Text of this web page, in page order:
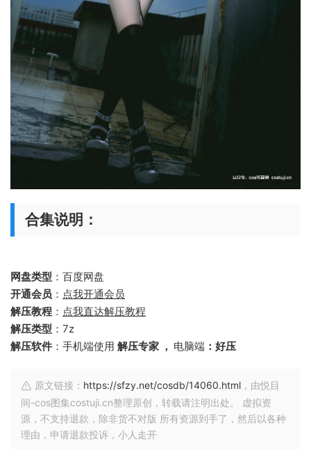
合集说明：
网盘类型 ：百度网盘
开通会员 ： 点我开通会员
解压教程 ： 点我直达解压教程
解压类型 ：7z
解压软件 ：手机端使用 解压专家 ， 电脑端 ：好压
原文链接： https://sfzy.net/cosdb/14060.html ，由悦目
间-cos图集costuji.cn整理原创，转载请注明出处。 虚拟资
源，不支持退款，除非货不对版 所有资源到手了，然后以各种
理由，申请退款投诉，小人走开